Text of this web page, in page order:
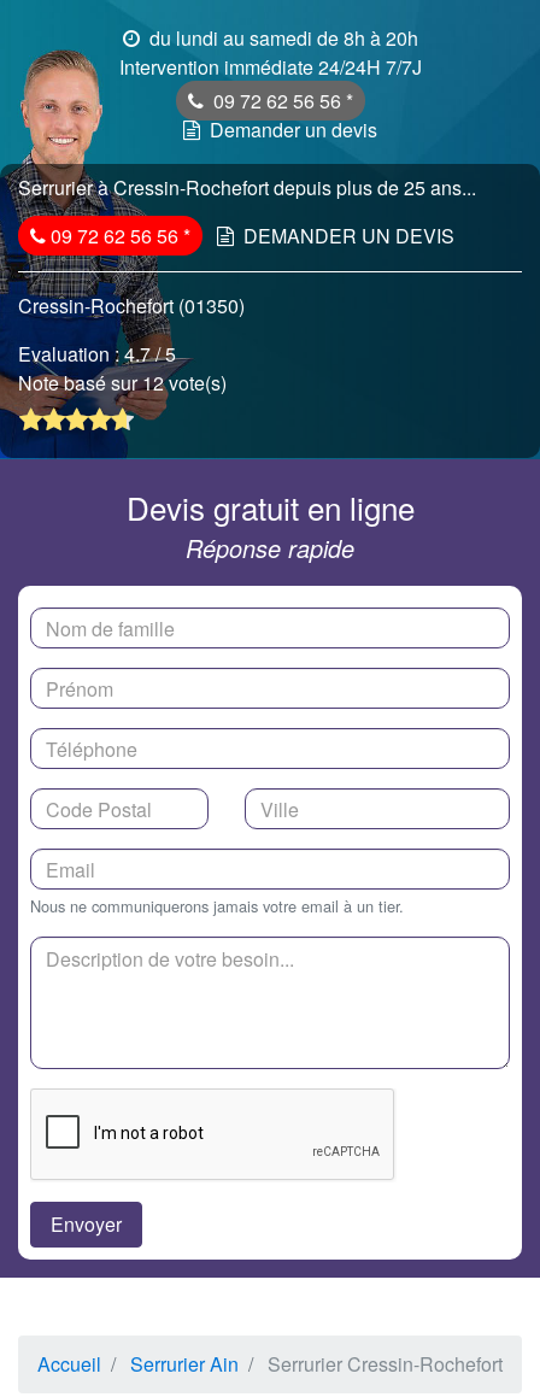
du lundi au samedi de 8h à 20h
Intervention immédiate 24/24H 7/7J
09 72 62 56 56 *
Demander un devis
Serrurier à Cressin-Rochefort depuis plus de 25 ans...
09 72 62 56 56* DEMANDER UN DEVIS
Cressin-Rochefort (01350)
Evaluation :4.7/ 5
Note basé sur 12 vote(s)
Devis gratuit en ligne
Réponse rapide
Nous ne communiquerons jamais votre email à un tier.
Accueil Serrurier Ain Serrurier Cressin-Rochefort